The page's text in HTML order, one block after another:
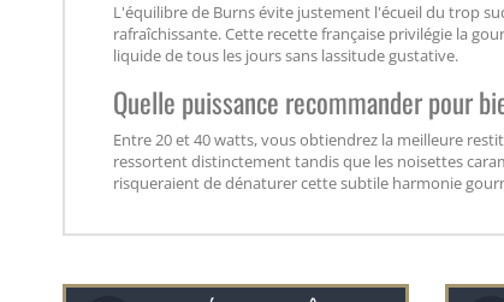
L'équilibre de Burns évite justement l'écueil du trop
rafraîchissante. Cette recette française privilégie la
liquide de tous les jours sans lassitude gustative.
Quelle puissance recommander pour
Entre 20 et 40 watts, vous obtiendrez la meilleure
ressortent distinctement tandis que les noisettes
risqueraient de dénaturer cette subtile harmonie